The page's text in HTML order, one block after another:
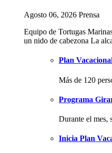
Agosto 06, 2026 Prensa
Equipo de Tortugas
un nido de cabezona La
Plan
Más de 120
Programa
Durante el mes,
Inicia Plan